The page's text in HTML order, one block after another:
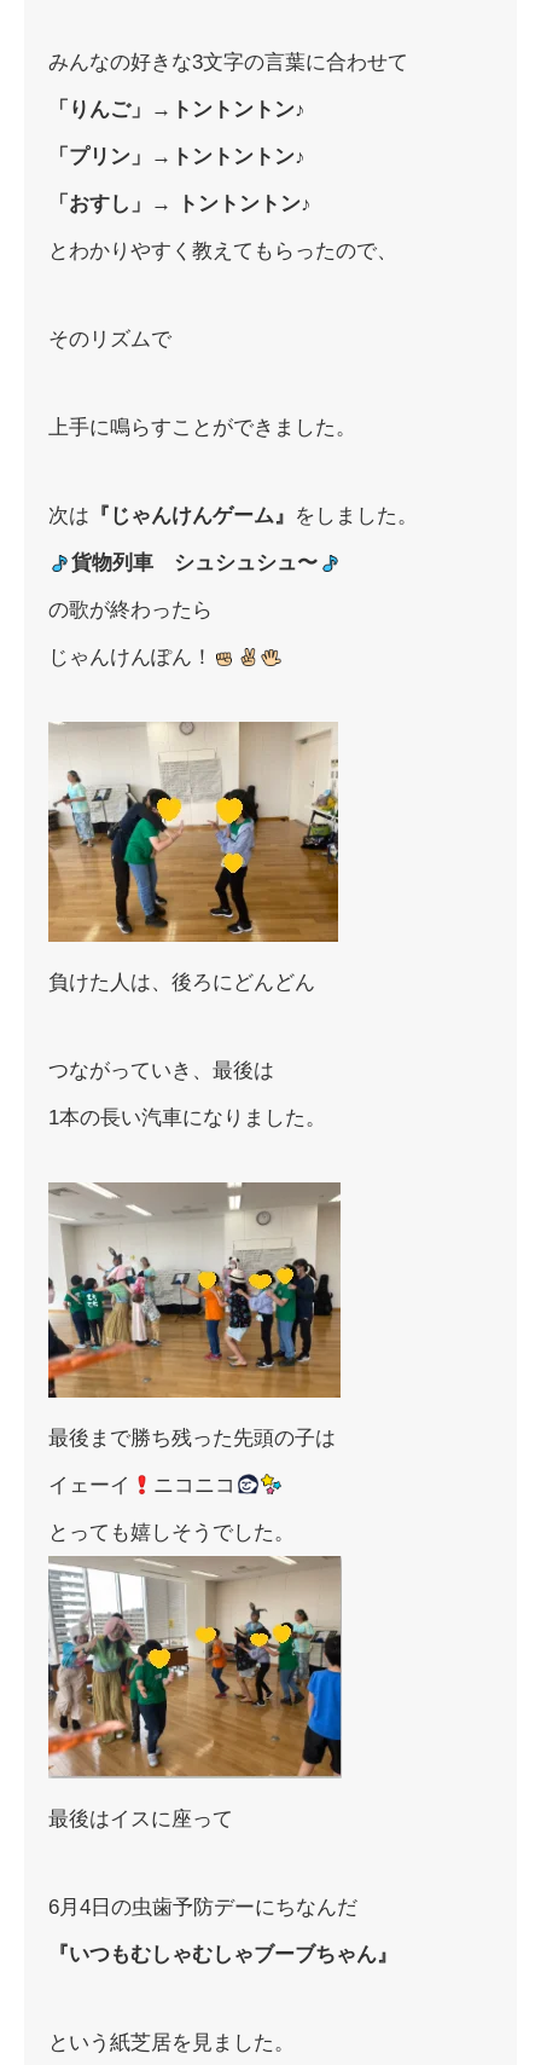
みんなの好きな3文字の言葉に合わせて
「りんご」→トントントン♪
「プリン」→トントントン♪
「おすし」→ トントントン♪
とわかりやすく教えてもらったので、
そのリズムで
上手に鳴らすことができました。
次は 『じゃんけんゲーム』 をしました。
貨物列車 シュシュシュ〜
の歌が終わったら
じゃんけんぽん！
負けた人は、後ろにどんどん
つながっていき、最後は
1本の長い汽車になりました。
最後まで勝ち残った先頭の子は
イェーイ ニコニコ
とっても嬉しそうでした。
最後はイスに座って
6月4日の虫歯予防デーにちなんだ
『いつもむしゃむしゃブーブちゃん』
という紙芝居を見ました。